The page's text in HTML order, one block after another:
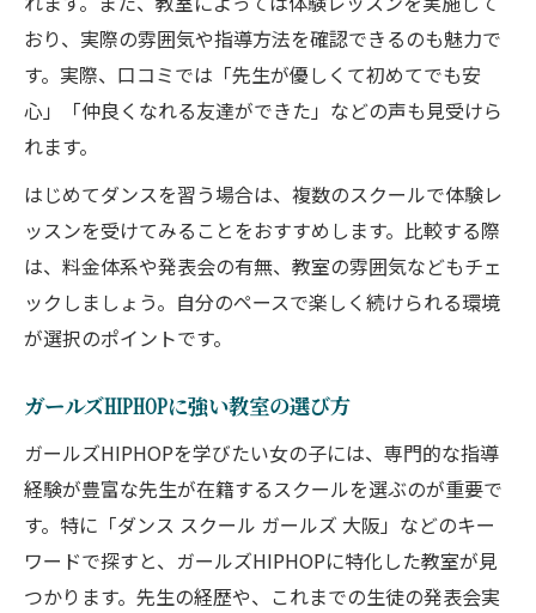
おり、実際の雰囲気や指導方法を確認できるのも魅力で
す。実際、口コミでは「先生が優しくて初めてでも安
心」「仲良くなれる友達ができた」などの声も見受けら
れます。
はじめてダンスを習う場合は、複数のスクールで体験レ
ッスンを受けてみることをおすすめします。比較する際
は、料金体系や発表会の有無、教室の雰囲気などもチェ
ックしましょう。自分のペースで楽しく続けられる環境
が選択のポイントです。
ガールズHIPHOPに強い教室の選び方
ガールズHIPHOPを学びたい女の子には、専門的な指導
経験が豊富な先生が在籍するスクールを選ぶのが重要で
す。特に「ダンス スクール ガールズ 大阪」などのキー
ワードで探すと、ガールズHIPHOPに特化した教室が見
つかります。先生の経歴や、これまでの生徒の発表会実